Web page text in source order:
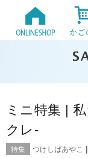
ミニ特集 |
クレ-
特集 つけしばあやこ |